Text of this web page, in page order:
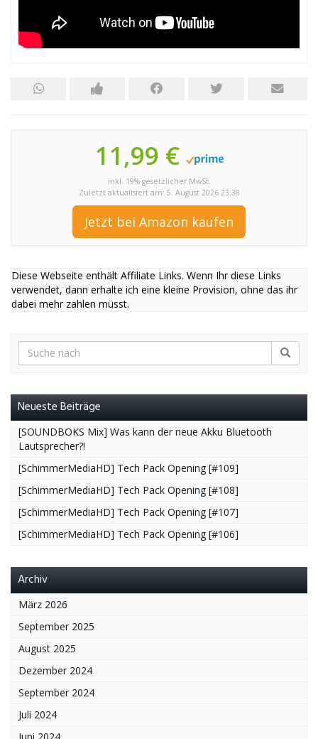
11,99 €
inkl. 19% gesetzlicher MwSt.
Zuletzt aktualisiert am: 5. August 2026 23:38
Jetzt bei Amazon kaufen
Diese Webseite enthält Affiliate Links. Wenn Ihr diese Links
verwendet, dann erhalte ich eine kleine Provision, ohne das ihr
dabei mehr zahlen müsst.
Neueste Beiträge
[SOUNDBOKS Mix] Was kann der neue Akku Bluetooth
Lautsprecher?!
[SchimmerMediaHD] Tech Pack Opening [#109]
[SchimmerMediaHD] Tech Pack Opening [#108]
[SchimmerMediaHD] Tech Pack Opening [#107]
[SchimmerMediaHD] Tech Pack Opening [#106]
Archiv
März 2026
September 2025
August 2025
Dezember 2024
September 2024
Juli 2024